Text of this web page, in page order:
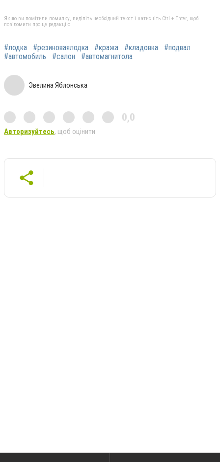
Якщо ви помітили помилку, виділіть необхідний текст і натисніть Ctrl + Enter, щоб
повідомити про це редакцію
#лодка #резиноваялодка #кража #кладовка
#подвал
#автомобиль
#салон #автомагнитола
Эвелина Яблонська
0,0
Авторизуйтесь, щоб оцінити